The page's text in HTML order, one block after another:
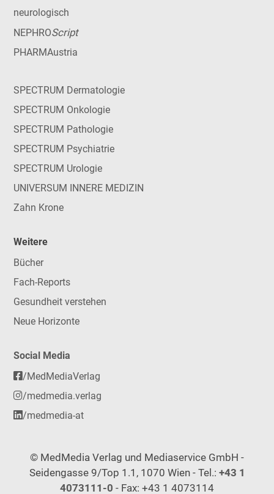
neurologisch
NEPHROScript
PHARMAustria
SPECTRUM Dermatologie
SPECTRUM Onkologie
SPECTRUM Pathologie
SPECTRUM Psychiatrie
SPECTRUM Urologie
UNIVERSUM INNERE MEDIZIN
Zahn Krone
Weitere
Bücher
Fach-Reports
Gesundheit verstehen
Neue Horizonte
Social Media
/MedMediaVerlag
/medmedia.verlag
/medmedia-at
© MedMedia Verlag und Mediaservice GmbH -
Seidengasse 9/Top 1.1, 1070 Wien - Tel.: +43 1
4073111-0 - Fax: +43 1 4073114